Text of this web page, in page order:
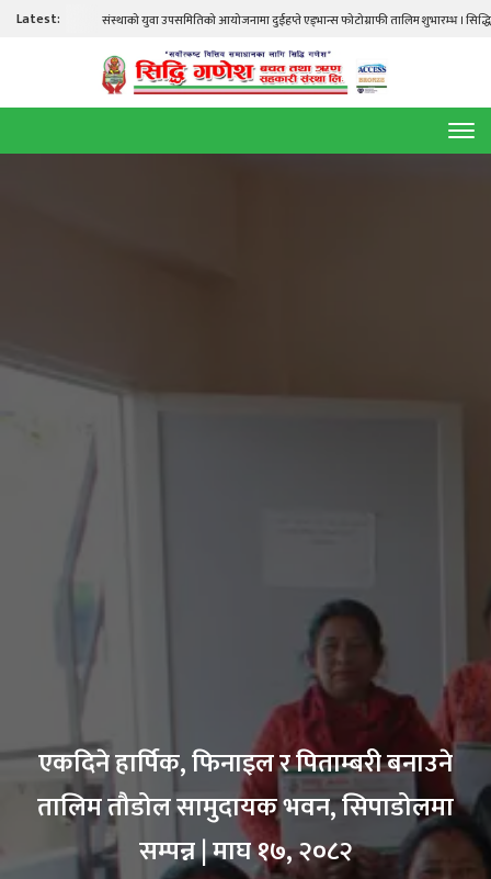
Latest:संस्थाको युवा उपसमितिको आयोजनामा दुईहप्ते एड्भान्स फोटोग्राफी तालिम शुभारम्भ । सिद्धि गणेश
एकदिने हार्पिक, फिनाइल र पिताम्बरी बनाउने
तालिम तौडोल सामुदायक भवन, सिपाडोलमा
सम्पन्न | माघ १७, २०८२